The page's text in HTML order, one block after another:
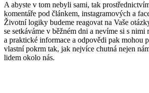
A abyste v tom nebyli sami, tak
komentáře pod článkem, instagramových a
Životní logiky budeme reagovat na Vaše
se setkáváme v běžném dni a nevíme si s
a praktické informace a odpovědi pak mohou
vlastní pokrm tak, jak nejvíce chutná nejen
lidem okolo nás.